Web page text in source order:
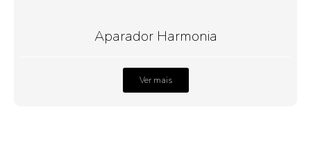
Aparador Harmonia
Ver mais